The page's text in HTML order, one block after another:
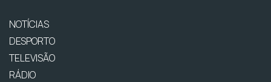
NOTÍCIAS
DESPORTO
TELEVISÃO
RÁDIO